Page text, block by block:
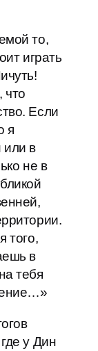
то,
играть
Если
я
или в
не в
того,
в
тебя
у Дин